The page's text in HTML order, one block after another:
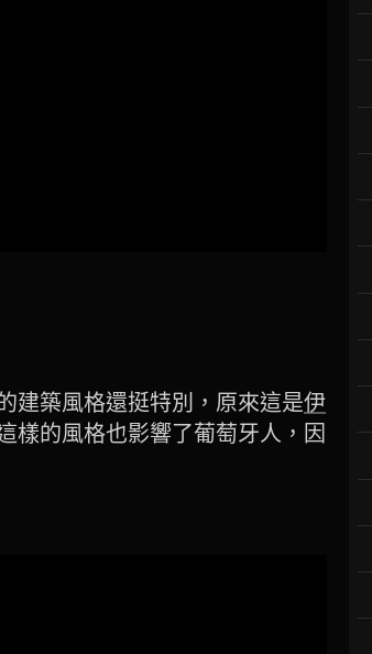
建築風格還挺特別，原來這是伊
樣的風格也影響了葡萄牙人，因